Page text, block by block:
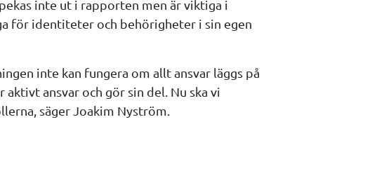
inte ut i rapporten men är viktiga i
för identiteter och behörigheter i sin egen
inte kan fungera om allt ansvar läggs på
ansvar och gör sin del. Nu ska vi
säger Joakim Nyström.